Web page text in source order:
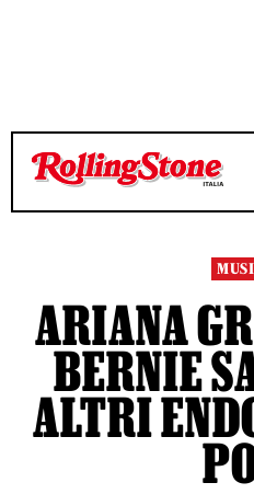
TEMPO DI LETTURA 8 MINUTI
TEMPO DI LETTURA 8 MINUTI
ARIANA
BERNIE
ALTRI